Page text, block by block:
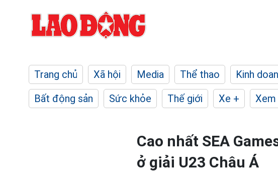
Trang chủ Xã hội Media Thể thao Kinh
Bất động sản
Sức khỏe Thế giới Xe +
Cao nhất SEA
ở giải U23 Châu Á